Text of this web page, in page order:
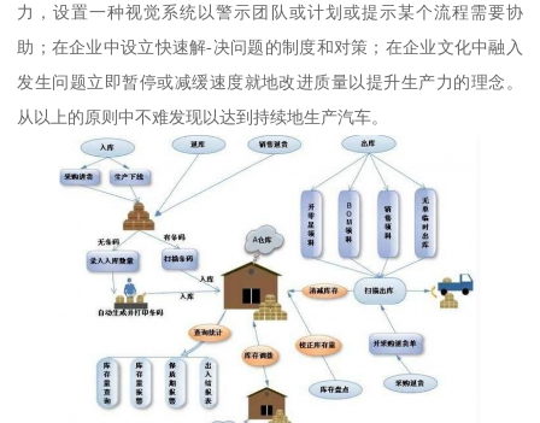
力，设置一种视觉系统以警示团队或计划或提示某个流程需要协
助；在企业中设立快速解-决问题的制度和对策；在企业文化中融入
发生问题立即暂停或减缓速度就地改进质量以提升生产力的理念。
从以上的原则中不难发现以达到持续地生产汽车。